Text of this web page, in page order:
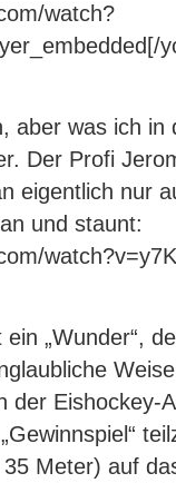
watch?
aber was ich in
Der Profi
eigentlich nur
und staunt:
„Wunder“,
Eishockey-
Meter) auf